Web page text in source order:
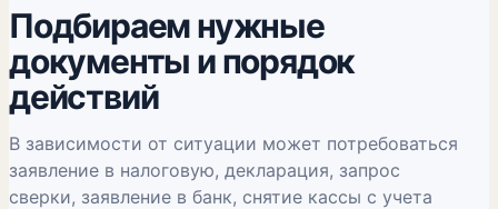
Подбираем нужные
документы и порядок
действий
В зависимости от ситуации может потребоваться
заявление в налоговую, декларация, запрос
сверки, заявление в банк, снятие кассы с учета